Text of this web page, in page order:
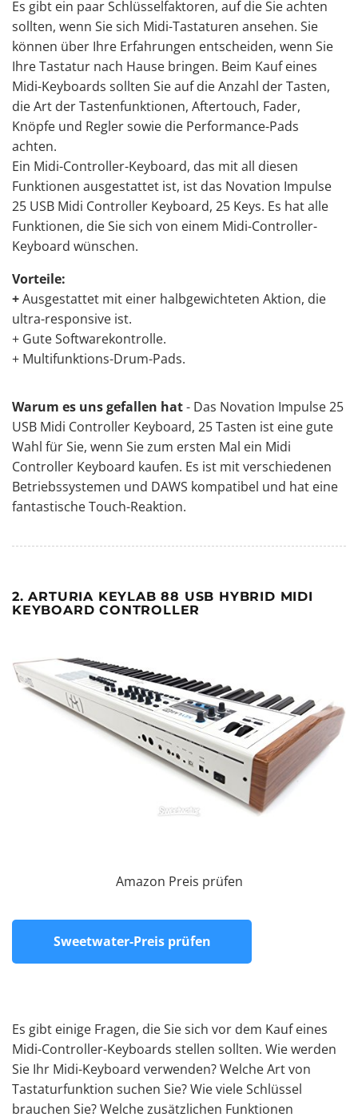
Es gibt ein paar Schlüsselfaktoren, auf die Sie achten
sollten, wenn Sie sich Midi-Tastaturen ansehen. Sie
können über Ihre Erfahrungen entscheiden, wenn Sie
Ihre Tastatur nach Hause bringen. Beim Kauf eines
Midi-Keyboards sollten Sie auf die Anzahl der Tasten,
die Art der Tastenfunktionen, Aftertouch, Fader,
Knöpfe und Regler sowie die Performance-Pads
achten.
Ein Midi-Controller-Keyboard, das mit all diesen
Funktionen ausgestattet ist, ist das Novation Impulse
25 USB Midi Controller Keyboard, 25 Keys. Es hat alle
Funktionen, die Sie sich von einem Midi-Controller-
Keyboard wünschen.
Vorteile:
+Ausgestattet mit einer halbgewichteten Aktion, die
ultra-responsive ist.
+ Gute Softwarekontrolle.
+ Multifunktions-Drum-Pads.
Warum es uns gefallen hat- Das Novation Impulse 25
USB Midi Controller Keyboard, 25 Tasten ist eine gute
Wahl für Sie, wenn Sie zum ersten Mal ein Midi
Controller Keyboard kaufen. Es ist mit verschiedenen
Betriebssystemen und DAWS kompatibel und hat eine
fantastische Touch-Reaktion.
2. ARTURIA KEYLAB 88 USB HYBRID MIDI
KEYBOARD CONTROLLER
Amazon Preis prüfen
Sweetwater-Preis prüfen
Es gibt einige Fragen, die Sie sich vor dem Kauf eines
Midi-Controller-Keyboards stellen sollten. Wie werden
Sie Ihr Midi-Keyboard verwenden? Welche Art von
Tastaturfunktion suchen Sie? Wie viele Schlüssel
brauchen Sie? Welche zusätzlichen Funktionen